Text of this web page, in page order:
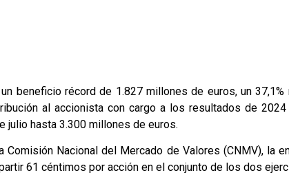
beneficio récord de 1.827 millones de euros, un
al accionista con cargo a los resultados de
julio hasta 3.300 millones de euros.
Comisión Nacional del Mercado de Valores (CNMV), la
61 céntimos por acción en el conjunto de los dos